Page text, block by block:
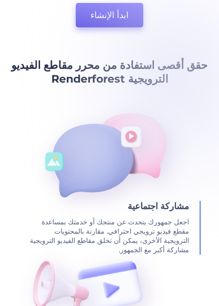
ابدأ الإنشاء
حقق أقصى استفادة من محرر مقاطع الفيديو
الترويجية Renderforest
مشاركة اجتماعية
اجعل جمهورك يتحدث عن منتجك أو خدمتك بمساعدة
مقطع فيديو ترويجي احترافي. مقارنة بالمحتويات
الترويجية الأخرى، يمكن أن تخلق مقاطع الفيديو الترويجية
مشاركة أكبر مع الجمهور.